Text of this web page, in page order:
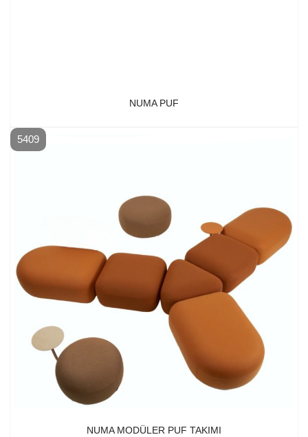
NUMA PUF
5409
NUMA MODÜLER PUF TAKIMI